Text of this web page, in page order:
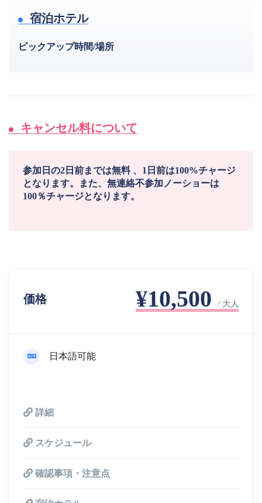
宿泊ホテル
ピックアップ時間/場所
キャンセル料について
参加日の2日前までは無料 、1日前は100%チャージ
となります。また、無連絡不参加ノーショーは
100％チャージとなります。
価格 ¥10,500 / 大人
日本語可能
詳細
スケジュール
確認事項・注意点